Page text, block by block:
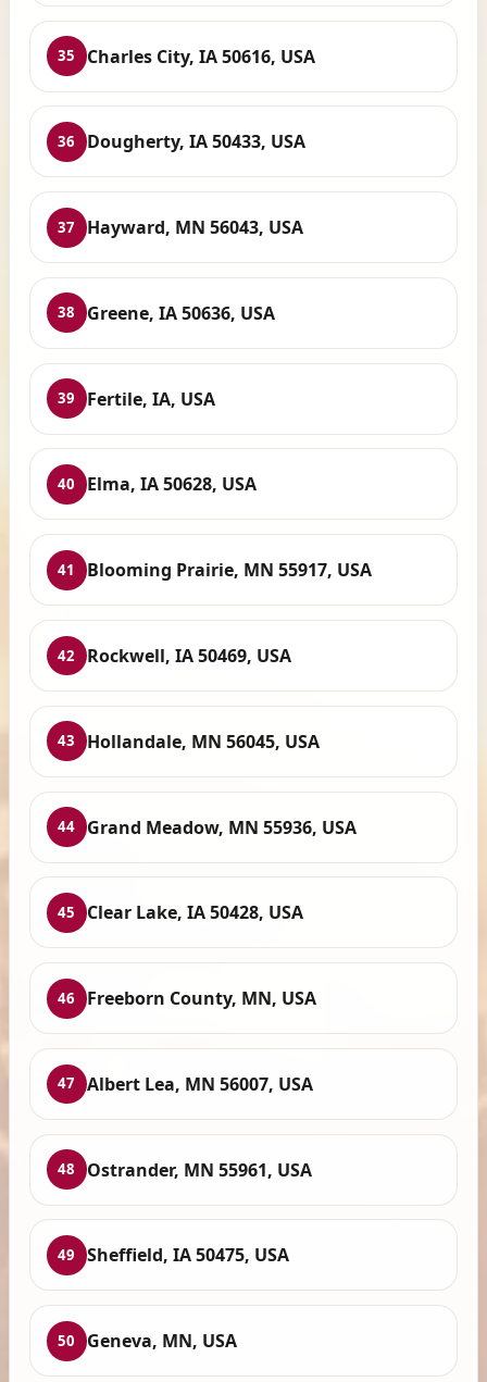
35 Charles City, IA 50616, USA
36 Dougherty, IA 50433, USA
37 Hayward, MN 56043, USA
38 Greene, IA 50636, USA
39 Fertile, IA, USA
40 Elma, IA 50628, USA
41 Blooming Prairie, MN 55917, USA
42 Rockwell, IA 50469, USA
43 Hollandale, MN 56045, USA
44 Grand Meadow, MN 55936, USA
45 Clear Lake, IA 50428, USA
46 Freeborn County, MN, USA
47 Albert Lea, MN 56007, USA
48 Ostrander, MN 55961, USA
49 Sheffield, IA 50475, USA
50 Geneva, MN, USA